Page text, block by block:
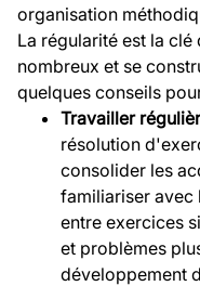
organisation
La régularité est la
nombreux et se
quelques conseils
Travailler
résolution
consolider les
familiariser avec
entre exercices
et problèmes
développement